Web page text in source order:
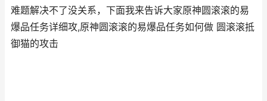
难题解决不了没关系，下面我来告诉大家原神圆滚滚的易
爆品任务详细攻,原神圆滚滚的易爆品任务如何做 圆滚滚抵
御猫的攻击